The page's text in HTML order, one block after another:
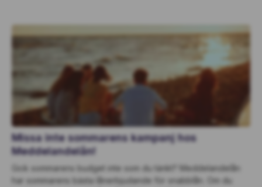
Missa inte sommarens kampanj hos
Meddelandelån!
Gick sommarens budget inte som du tänkt? Meddelandelån
har sommarens bästa lånerbjudande för snabblån. Om du